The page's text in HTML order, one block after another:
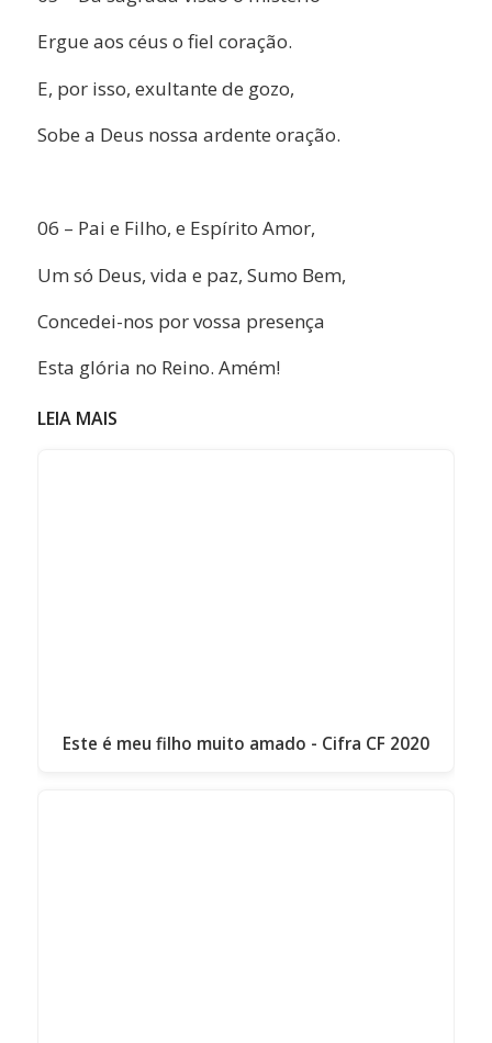
Ergue aos céus o fiel coração.
E, por isso, exultante de gozo,
Sobe a Deus nossa ardente oração.
06 – Pai e Filho, e Espírito Amor,
Um só Deus, vida e paz, Sumo Bem,
Concedei-nos por vossa presença
Esta glória no Reino. Amém!
LEIA MAIS
Este é meu filho muito amado - Cifra CF 2020